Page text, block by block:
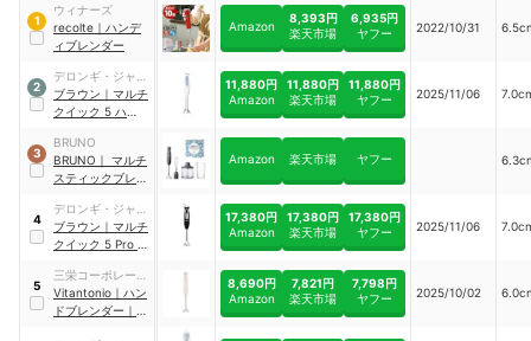
1
ウィナーズ
recolte ｜ ハンデ
ィブレンダー
Amazon
8,393円
楽天市場
6,935円
ヤフー
2022/10/31
2
デロンギ・ジャパ
ン
ブラウン ｜ マルチ
クイック 5 ハンド
MQ50220M
11,880円
Amazon
11,880円
楽天市場
11,880円
ヤフー
2025/11/06
3
BRUNO
BRUNO ｜ マルチ
スティックブレン
Amazon 楽天市場 ヤフー
4
デロンギ・ジャパ
ン
ブラウン ｜ マルチ
クイック 5 Pro ハ
MQ55757M
17,380円
Amazon
17,380円
楽天市場
17,380円
ヤフー
2025/11/06
5
三栄コーポレーシ
ョン
Vitantonio ｜ ハン
ドブレンダー ｜
8,690円
Amazon
7,821円
楽天市場
7,798円
ヤフー
2025/10/02